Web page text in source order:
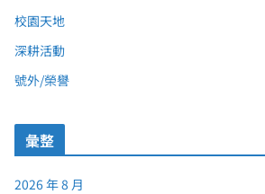
校園天地
深耕活動
號外/榮譽
彙整
2026 年 8 月